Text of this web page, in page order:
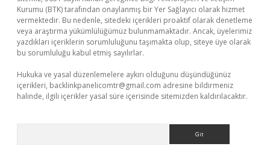
Kurumu (BTK) tarafından onaylanmış bir Yer Sağlayıcı olarak hizmet
vermektedir. Bu nedenle, sitedeki içerikleri proaktif olarak denetleme
veya araştırma yükümlülüğümüz bulunmamaktadır. Ancak, üyelerimiz
yazdıkları içeriklerin sorumluluğunu taşımakta olup, siteye üye olarak
bu sorumluluğu kabul etmiş sayılırlar.
Hukuka ve yasal düzenlemelere aykırı olduğunu düşündüğünüz
içerikleri, backlinkpanelicomtr@gmail.com adresine bildirmeniz
halinde, ilgili içerikler yasal süre içerisinde sitemizden kaldırılacaktır.